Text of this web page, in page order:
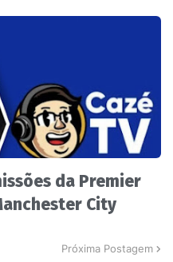
da Premier
City
Próxima Postagem